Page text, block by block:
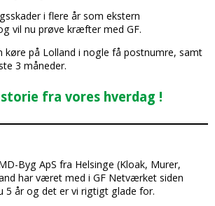
i flere år som ekstern
vil nu prøve kræfter med GF.
køre på Lolland i nogle få postnumre, samt
3 måneder.
fra vores hverdag !
Byg ApS fra Helsinge (Kloak, Murer,
har været med i GF Netværket siden
5 år og det er vi rigtigt glade for.